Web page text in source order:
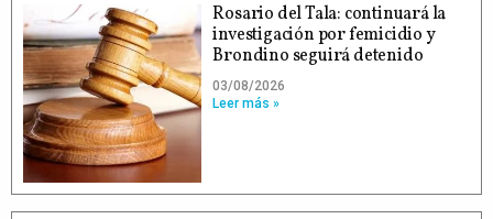
Rosario del Tala: continuará la
investigación por femicidio y
Brondino seguirá detenido
03/08/2026
Leer más »